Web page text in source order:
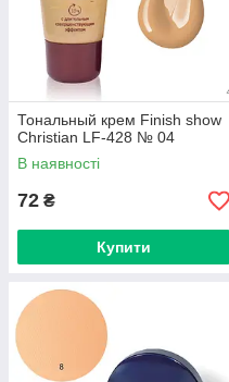
Тональный крем Finish show
Christian LF-428 № 04
В наявності
72 ₴
Купити